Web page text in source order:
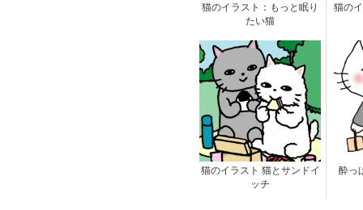
猫のイラスト：もっと眠り
たい猫
猫の
猫のイラスト 猫とサンドイ
ッチ
酔っ